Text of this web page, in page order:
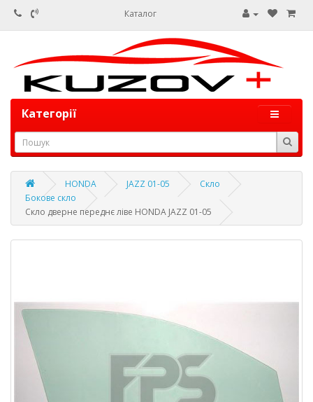
Каталог
Категорії
HONDA JAZZ 01-05
Скло
Бокове скло
Скло дверне переднє ліве HONDA JAZZ 01-05